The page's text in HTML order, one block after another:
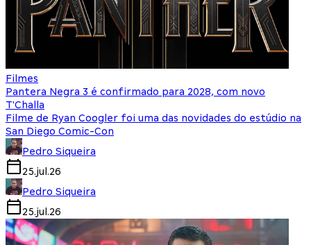
Filmes
Pantera Negra 3 é confirmado para 2028, com novo
T'Challa
Filme de Ryan Coogler foi uma das novidades do estúdio na
San Diego Comic-Con
Pedro Siqueira
25.jul.26
Pedro Siqueira
25.jul.26